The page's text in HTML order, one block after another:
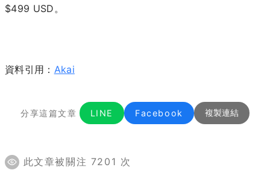
$499 USD。
資料引用： Akai
分享這篇文章 LINE Facebook 複製連結
此文章被關注 7201 次